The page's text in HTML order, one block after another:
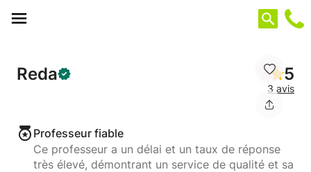
Reda 5
3 avis
Professeur fiable
Ce professeur a un délai et un taux de réponse
très élevé, démontrant un service de qualité et sa